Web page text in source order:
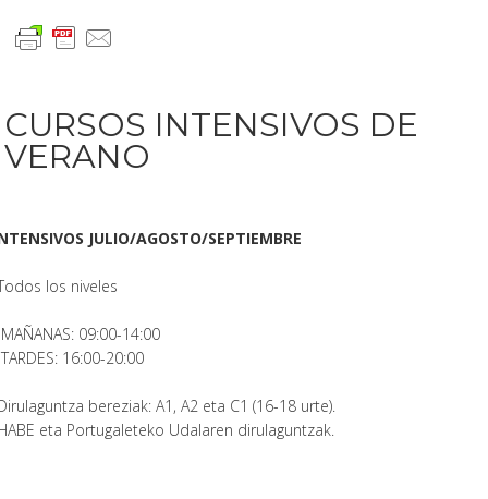
CURSOS INTENSIVOS DE
VERANO
JULIO/AGOSTO/SEPTIEMBRE
los niveles
MAÑANAS: 09:00-14:00
TARDES: 16:00-20:00
bereziak: A1, A2 eta C1 (16-18 urte).
eta Portugaleteko Udalaren dirulaguntzak.